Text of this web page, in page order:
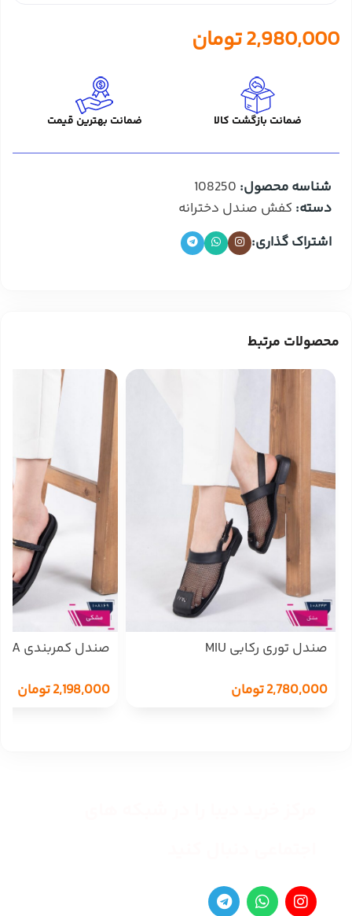
2,980,000تومان
ضمانت بازگشت کالا ضمانت بهترین قیمت
شناسه محصول: 108250
دسته: کفش صندل دخترانه
اشتراک گذاری:
محصولات مرتبط
صندل توری رکابی MIU
2,780,000تومان
صندل کمربندی TA.HA
2,198,000تومان